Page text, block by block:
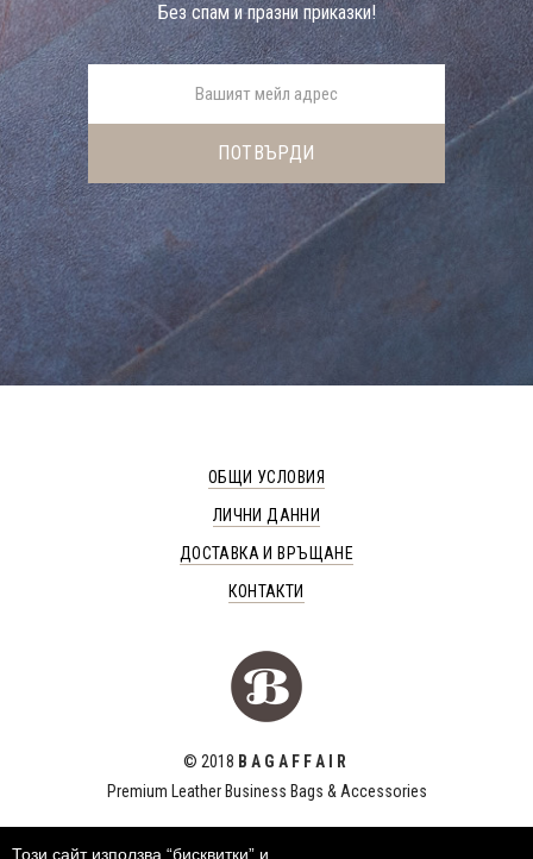
Без спам и празни приказки!
ОБЩИ УСЛОВИЯ
ЛИЧНИ ДАННИ
ДОСТАВКА И ВРЪЩАНЕ
КОНТАКТИ
© 2018 B A G A F F A I R
Premium Leather Business Bags & Accessories
Този сайт използва “бисквитки” и